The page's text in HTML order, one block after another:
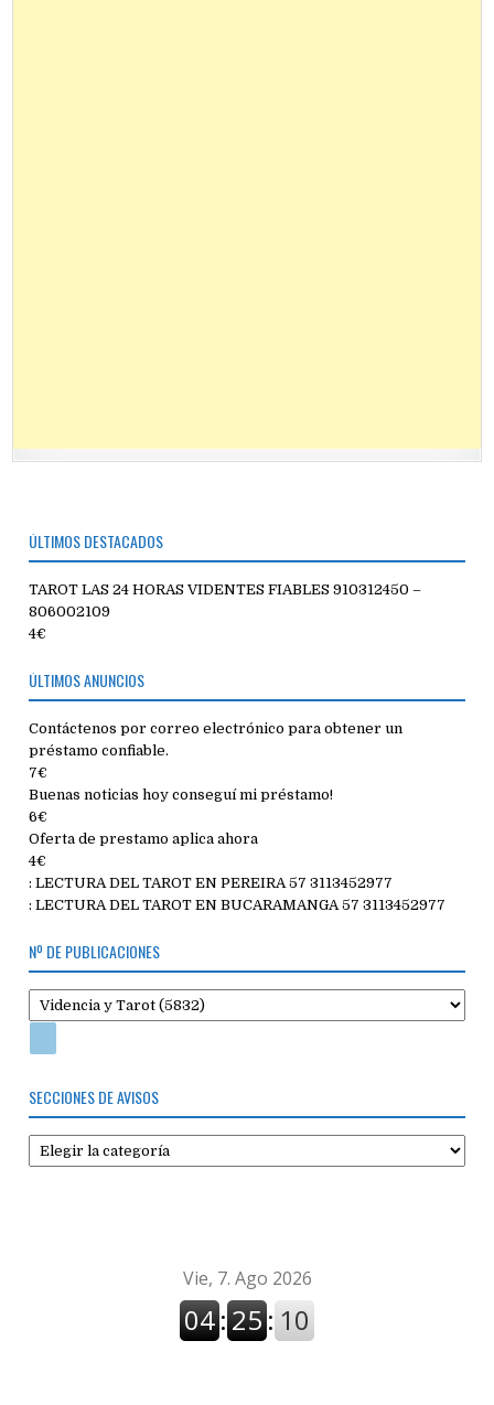
ÚLTIMOS DESTACADOS
TAROT LAS 24 HORAS VIDENTES FIABLES 910312450 –
806002109
4€
ÚLTIMOS ANUNCIOS
Contáctenos por correo electrónico para obtener un
préstamo confiable.
7€
Buenas noticias hoy conseguí mi préstamo!
6€
Oferta de prestamo aplica ahora
4€
: LECTURA DEL TAROT EN PEREIRA 57 3113452977
: LECTURA DEL TAROT EN BUCARAMANGA 57 3113452977
Nº DE PUBLICACIONES
SECCIONES DE AVISOS
Secciones
de